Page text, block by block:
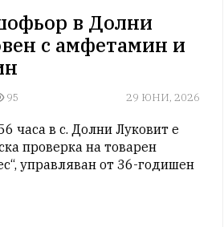
в Долни
с амфетамин и
95 29 ЮНИ, 2026
часа в с. Долни Луковит е
проверка на товарен
управляван от 36-годишен